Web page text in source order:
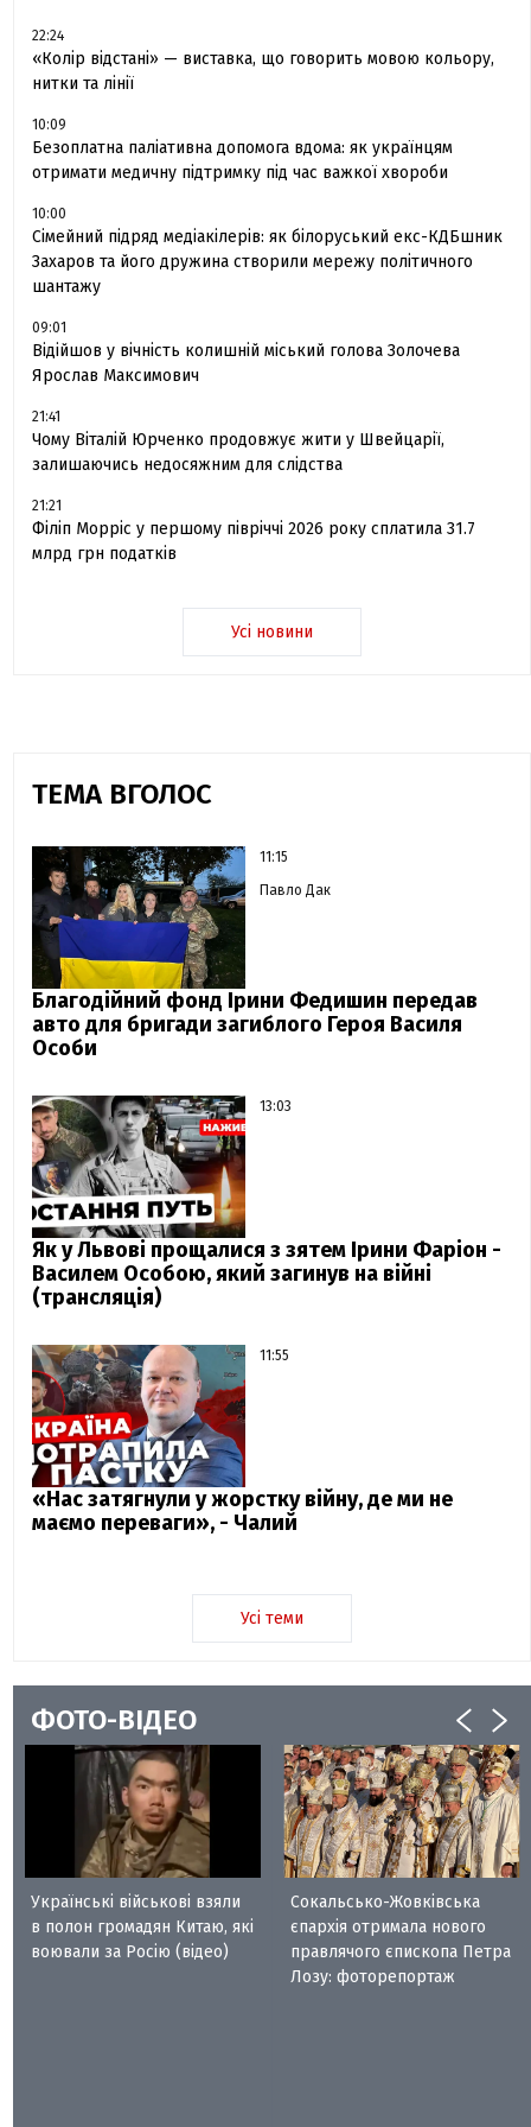
22:24
«Колір відстані» — виставка, що говорить мовою кольору,
нитки та лінії
10:09
Безоплатна паліативна допомога вдома: як українцям
отримати медичну підтримку під час важкої хвороби
10:00
Сімейний підряд медіакілерів: як білоруський екс-КДБшник
Захаров та його дружина створили мережу політичного
шантажу
09:01
Відійшов у вічність колишній міський голова Золочева
Ярослав Максимович
21:41
Чому Віталій Юрченко продовжує жити у Швейцарії,
залишаючись недосяжним для слідства
21:21
Філіп Морріс у першому півріччі 2026 року сплатила 31.7
млрд грн податків
Усі новини
ТЕМА ВГОЛОС
11:15
Павло Дак
Благодійний фонд Ірини Федишин передав
авто для бригади загиблого Героя Василя
Особи
13:03
Як у Львові прощалися з зятем Ірини Фаріон -
Василем Особою, який загинув на війні
(трансляція)
11:55
«Нас затягнули у жорстку війну, де ми не
маємо переваги», - Чалий
Усі теми
ФОТО-ВІДЕО
Українські військові взяли
в полон громадян Китаю, які
воювали за Росію (відео)
Сокальсько-Жовківська
єпархія отримала нового
правлячого єпископа Петра
Лозу: фоторепортаж